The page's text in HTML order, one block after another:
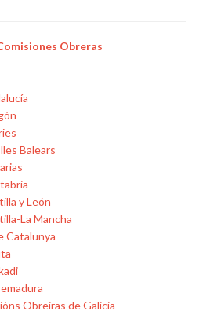
Obreras
Balears
y León
La Mancha
Catalunya
Obreiras de Galicia